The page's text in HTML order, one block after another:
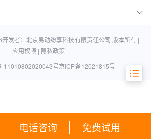
电话咨询 免费试用
相关知识
开发者：北京易动纷享科技有限责任公司 版本所有 |
应用权限 | 隐私政策
11010802020043号京ICP备12021815号